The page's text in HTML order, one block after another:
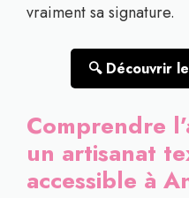
vraiment sa signature.
🔍 Découvrir
Comprendre
un artisanat
accessible à